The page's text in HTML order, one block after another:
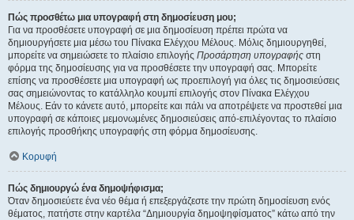
Πώς προσθέτω μια υπογραφή στη δημοσίευση μου;
Για να προσθέσετε υπογραφή σε μια δημοσίευση πρέπει πρώτα να
δημιουργήσετε μια μέσω του Πίνακα Ελέγχου Μέλους. Μόλις δημιουργηθεί,
μπορείτε να σημειώσετε το πλαίσιο επιλογής Προσάρτηση υπογραφής στη
φόρμα της δημοσίευσης για να προσθέσετε την υπογραφή σας. Μπορείτε
επίσης να προσθέσετε μια υπογραφή ως προεπιλογή για όλες τις δημοσιεύσεις
σας σημειώνοντας το κατάλληλο κουμπί επιλογής στον Πίνακα Ελέγχου
Μέλους. Εάν το κάνετε αυτό, μπορείτε και πάλι να αποτρέψετε να προστεθεί μια
υπογραφή σε κάποιες μεμονωμένες δημοσιεύσεις από-επιλέγοντας το πλαίσιο
επιλογής προσθήκης υπογραφής στη φόρμα δημοσίευσης.
Κορυφή
Πώς δημιουργώ ένα δημοψήφισμα;
Όταν δημοσιεύετε ένα νέο θέμα ή επεξεργάζεστε την πρώτη δημοσίευση ενός
θέματος, πατήστε στην καρτέλα “Δημιουργία δημοψηφίσματος” κάτω από την